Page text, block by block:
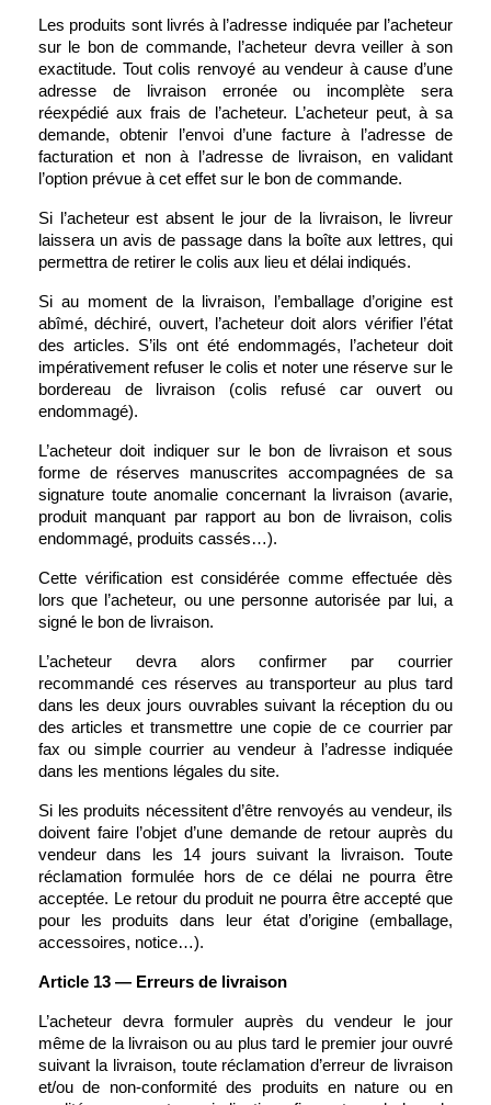
Les produits sont livrés à l’adresse indiquée par l’acheteur
sur le bon de commande, l’acheteur devra veiller à son
exactitude. Tout colis renvoyé au vendeur à cause d’une
adresse de livraison erronée ou incomplète sera
réexpédié aux frais de l’acheteur. L’acheteur peut, à sa
demande, obtenir l’envoi d’une facture à l’adresse de
facturation et non à l’adresse de livraison, en validant
l’option prévue à cet effet sur le bon de commande.
Si l’acheteur est absent le jour de la livraison, le livreur
laissera un avis de passage dans la boîte aux lettres, qui
permettra de retirer le colis aux lieu et délai indiqués.
Si au moment de la livraison, l’emballage d’origine est
abîmé, déchiré, ouvert, l’acheteur doit alors vérifier l’état
des articles. S’ils ont été endommagés, l’acheteur doit
impérativement refuser le colis et noter une réserve sur le
bordereau de livraison (colis refusé car ouvert ou
endommagé).
L’acheteur doit indiquer sur le bon de livraison et sous
forme de réserves manuscrites accompagnées de sa
signature toute anomalie concernant la livraison (avarie,
produit manquant par rapport au bon de livraison, colis
endommagé, produits cassés…).
Cette vérification est considérée comme effectuée dès
lors que l’acheteur, ou une personne autorisée par lui, a
signé le bon de livraison.
L’acheteur devra alors confirmer par courrier
recommandé ces réserves au transporteur au plus tard
dans les deux jours ouvrables suivant la réception du ou
des articles et transmettre une copie de ce courrier par
fax ou simple courrier au vendeur à l’adresse indiquée
dans les mentions légales du site.
Si les produits nécessitent d’être renvoyés au vendeur, ils
doivent faire l’objet d’une demande de retour auprès du
vendeur dans les 14 jours suivant la livraison. Toute
réclamation formulée hors de ce délai ne pourra être
acceptée. Le retour du produit ne pourra être accepté que
pour les produits dans leur état d’origine (emballage,
accessoires, notice…).
Article 13 — Erreurs de livraison
L’acheteur devra formuler auprès du vendeur le jour
même de la livraison ou au plus tard le premier jour ouvré
suivant la livraison, toute réclamation d’erreur de livraison
et/ou de non-conformité des produits en nature ou en